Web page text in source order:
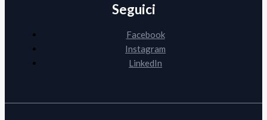
Seguici
Facebook
Instagram
LinkedIn